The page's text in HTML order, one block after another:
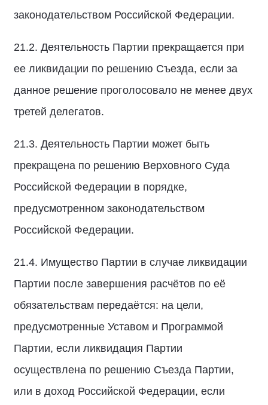
законодательством Российской Федерации.
21.2. Деятельность Партии прекращается при
ее ликвидации по решению Съезда, если за
данное решение проголосовало не менее двух
третей делегатов.
21.3. Деятельность Партии может быть
прекращена по решению Верховного Суда
Российской Федерации в порядке,
предусмотренном законодательством
Российской Федерации.
21.4. Имущество Партии в случае ликвидации
Партии после завершения расчётов по её
обязательствам передаётся: на цели,
предусмотренные Уставом и Программой
Партии, если ликвидация Партии
осуществлена по решению Съезда Партии,
или в доход Российской Федерации, если